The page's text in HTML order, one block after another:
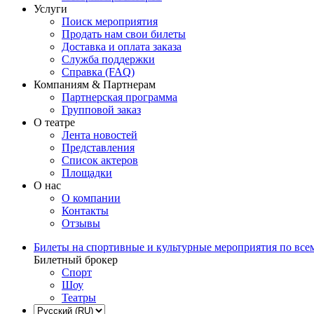
Услуги
Поиск мероприятия
Продать нам свои билеты
Доставка и оплата заказа
Служба поддержки
Справка (FAQ)
Компаниям & Партнерам
Партнерская программа
Групповой заказ
О театре
Лента новостей
Представления
Список актеров
Площадки
О нас
О компании
Контакты
Отзывы
Билеты на спортивные и культурные мероприятия по
Билетный брокер
Спорт
Шоу
Театры